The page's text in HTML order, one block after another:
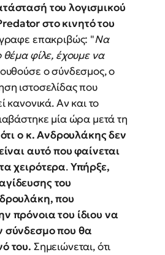
του λογισμικού
στο κινητό του
επακριβώς: "Να
φίλε, έχουμε να
ο σύνδεσμος, ο
ιστοσελίδας που
κανονικά. Αν και το
μία ώρα μετά τη
ο κ. Ανδρουλάκης δεν
αυτό που φαίνεται
χειρότερα.Υπήρξε,
του
που
πρόνοια του ίδιου να
σύνδεσμο που θα
του. Σημειώνεται, ότι